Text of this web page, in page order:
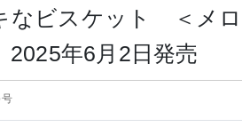
なビスケット ＜メ
2025年6月2日発売